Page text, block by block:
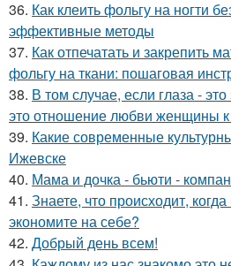
36. Как клеить фольгу на ногти
эффективные методы
37. Как отпечатать и закрепить
фольгу на ткани: пошаговая
38. В том случае, если глаза -
это отношение любви женщины к
39. Какие современные
Ижевске
40. Мама и дочка - бьюти -
41. Знаете, что происходит,
экономите на себе?
42. Добрый день всем!